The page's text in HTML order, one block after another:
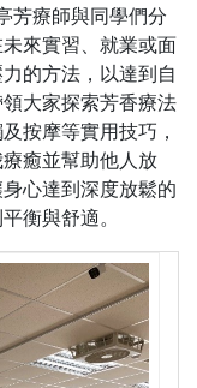
芳療師與同學們分
來實習、就業或面
的方法，以達到自
大家探索芳香療法
按摩等實用技巧，
癒並幫助他人放
心達到深度放鬆的
衡與舒適。